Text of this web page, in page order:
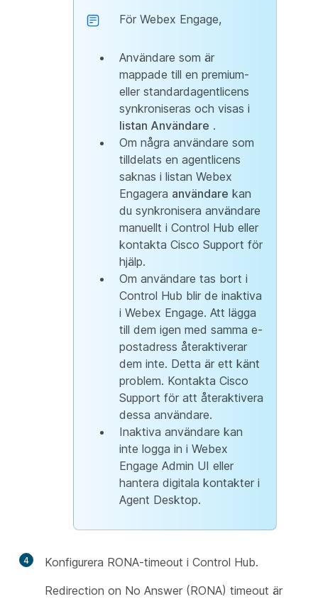
För Webex Engage,
Användare som är
mappade till en premium-
eller standardagentlicens
synkroniseras och visas i
listan Användare .
Om några användare som
tilldelats en agentlicens
saknas i listan Webex
Engagera användare kan
du synkronisera användare
manuellt i Control Hub eller
kontakta Cisco Support för
hjälp.
Om användare tas bort i
Control Hub blir de inaktiva
i Webex Engage. Att lägga
till dem igen med samma e-
postadress återaktiverar
dem inte. Detta är ett känt
problem. Kontakta Cisco
Support för att återaktivera
dessa användare.
Inaktiva användare kan
inte logga in i Webex
Engage Admin UI eller
hantera digitala kontakter i
Agent Desktop.
4
Konfigurera RONA-timeout i Control Hub.
Redirection on No Answer (RONA) timeout är